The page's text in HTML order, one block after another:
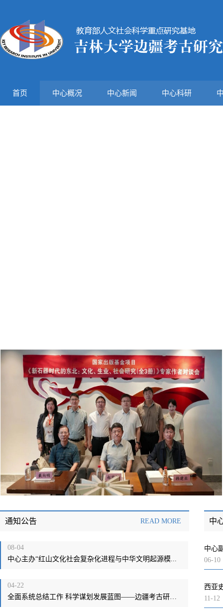
首页 中心概况 中心新闻 中心科研
通知公告 READ MORE
08-04
中心主办“红山文化社会复杂化进程与中华文明起源模...
04-22
全面系统总结工作 科学谋划发展蓝图——边疆考古研究...
中
中心
06-10
西亚
11-12